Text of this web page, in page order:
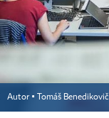
Autor ▪ Tomáš Benedikovič